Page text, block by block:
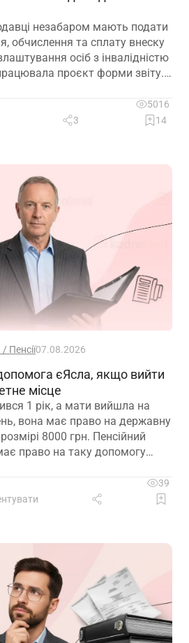
незабаром мають подати
обчислення та сплату внеску
осіб з інвалідністю
проєкт форми звіту.
5016
3 14
Пенсії07.08.2026
єЯсла, якщо вийти
місце
1 рік, а мати вийшла на
вона має право на державну
8000 грн. Пенсійний
право на таку допомогу
39